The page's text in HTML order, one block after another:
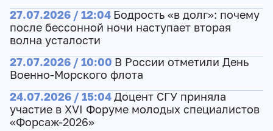
27.07.2026 / 12:04 Бодрость «в долг»: почему
после бессонной ночи наступает вторая
волна усталости
27.07.2026 / 10:00 В России отметили День
Военно-Морского флота
24.07.2026 / 15:04Доцент СГУ приняла
участие в XVI Форуме молодых специалистов
«Форсаж-2026»